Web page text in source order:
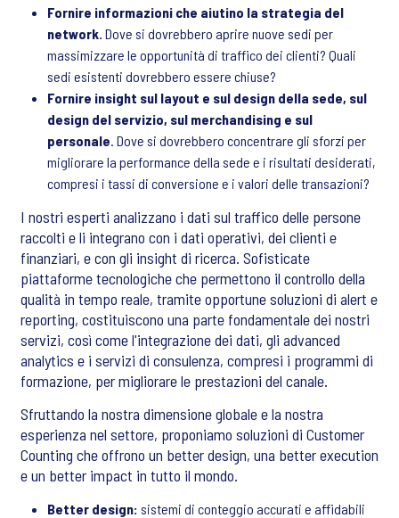
Fornire informazioni che aiutino la strategia del
network. Dove si dovrebbero aprire nuove sedi per
massimizzare le opportunità di traffico dei clienti? Quali
sedi esistenti dovrebbero essere chiuse?
Fornire insight sul layout e sul design della sede, sul
design del servizio, sul merchandising e sul
personale. Dove si dovrebbero concentrare gli sforzi per
migliorare la performance della sede e i risultati desiderati,
compresi i tassi di conversione e i valori delle transazioni?
I nostri esperti analizzano i dati sul traffico delle persone
raccolti e li integrano con i dati operativi, dei clienti e
finanziari, e con gli insight di ricerca. Sofisticate
piattaforme tecnologiche che permettono il controllo della
qualità in tempo reale, tramite opportune soluzioni di alert e
reporting, costituiscono una parte fondamentale dei nostri
servizi, così come l'integrazione dei dati, gli advanced
analytics e i servizi di consulenza, compresi i programmi di
formazione, per migliorare le prestazioni del canale.
Sfruttando la nostra dimensione globale e la nostra
esperienza nel settore, proponiamo soluzioni di Customer
Counting che offrono un better design, una better execution
e un better impact in tutto il mondo.
Better design: sistemi di conteggio accurati e affidabili